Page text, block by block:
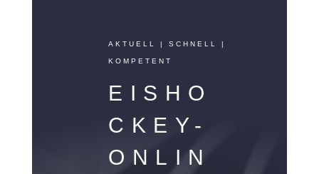
AKTUELL | SCHNELL |
KOMPETENT
EISHO
CKEY-
ONLIN